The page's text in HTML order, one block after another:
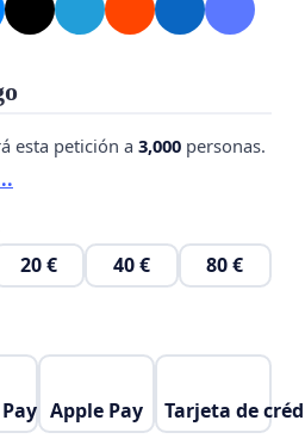
y protección de
de caracter confidencial y
el autor de la petición
siendo utilizados
petición, consientes
facilitados sean utilizados
esta petición a 3,000 personas.
20 € 40 € 80 €
Apple Pay Tarjeta de